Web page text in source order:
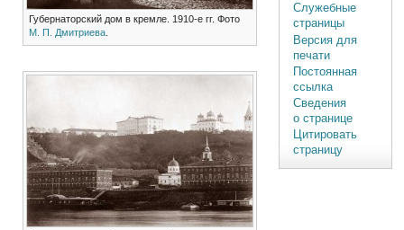
Губернаторский дом в кремле. 1910-е гг. Фото
М. П. Дмитриева.
Служебные
страницы
Версия для
печати
Постоянная
ссылка
Сведения
о странице
Цитировать
страницу